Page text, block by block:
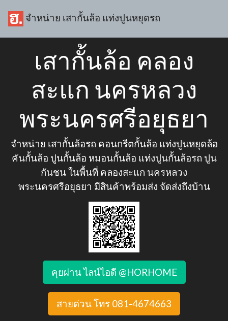
จำหน่าย เสากั้นล้อ แท่งปูนหยุดรถ
เสากั้นล้อ คลอง
สะแก นครหลวง
พระนครศรีอยุธยา
จำหน่าย เสากั้นล้อรถ คอนกรีตกั้นล้อ แท่งปูนหยุดล้อ
คันกั้นล้อ ปูนกั้นล้อ หมอนกั้นล้อ แท่งปูนกั้นล้อรถ ปูน
กันชน ในพื้นที่ คลองสะแก นครหลวง
พระนครศรีอยุธยา มีสินค้าพร้อมส่ง จัดส่งถึงบ้าน
คุยผ่าน ไลน์ไอดี @HORHOME
สายด่วน โทร 081-4674663